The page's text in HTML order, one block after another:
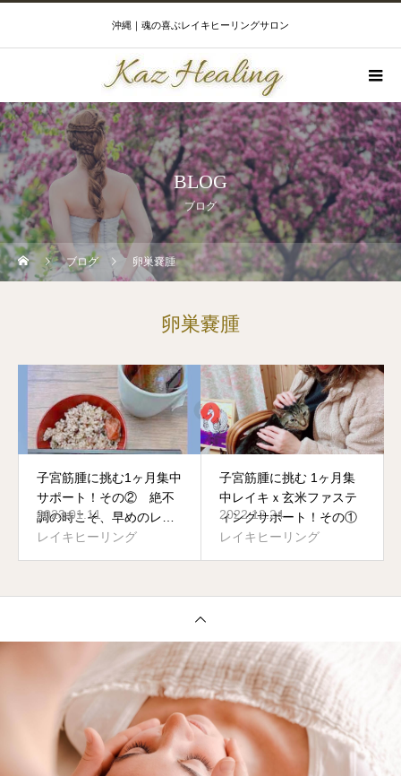
沖縄｜魂の喜ぶレイキヒーリングサロン
BLOG
ブログ
ブログ 卵巣嚢腫
卵巣嚢腫
子宮筋腫に挑む⁡1ヶ月集中
サポート！その② 絶不
調の時こそ、早めのレイ
キ！
2023.01.11
レイキヒーリング
子宮筋腫に挑む 1ヶ月集
中レイキｘ玄米ファステ
ィングサポート！その①
2022.12.24
レイキヒーリング